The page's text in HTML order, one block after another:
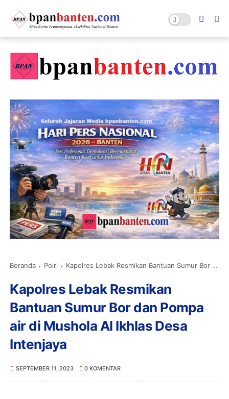
Beranda Polri Kapolres Lebak Resmikan Bantuan Sumur Bor dan Pompa air di Mushola Al Ikhlas Desa Intenjaya
Kapolres Lebak Resmikan
Bantuan Sumur Bor dan Pompa
air di Mushola Al Ikhlas Desa
Intenjaya
SEPTEMBER 11, 2023 0 KOMENTAR